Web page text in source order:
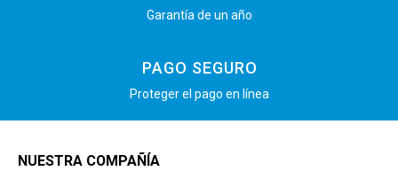
Garantía de un año
PAGO SEGURO
Proteger el pago en línea
NUESTRA COMPAÑÍA